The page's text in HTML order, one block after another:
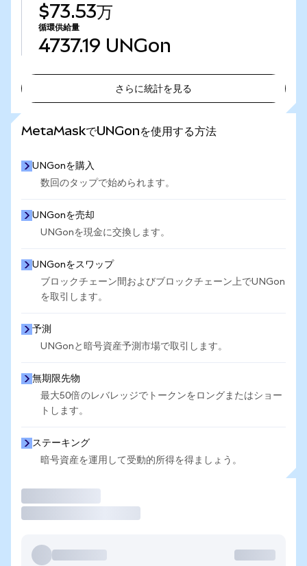
$73.53万
循環供給量
4737.19 UNGon
さらに統計を見る
MetaMaskでUNGonを使用する方法
UNGonを購入
数回のタップで始められます。
UNGonを売却
UNGonを現金に交換します。
UNGonをスワップ
ブロックチェーン間およびブロックチェーン上でUNGon
を取引します。
予測
UNGonと暗号資産予測市場で取引します。
無期限先物
最大50倍のレバレッジでトークンをロングまたはショー
トします。
ステーキング
暗号資産を運用して受動的所得を得ましょう。